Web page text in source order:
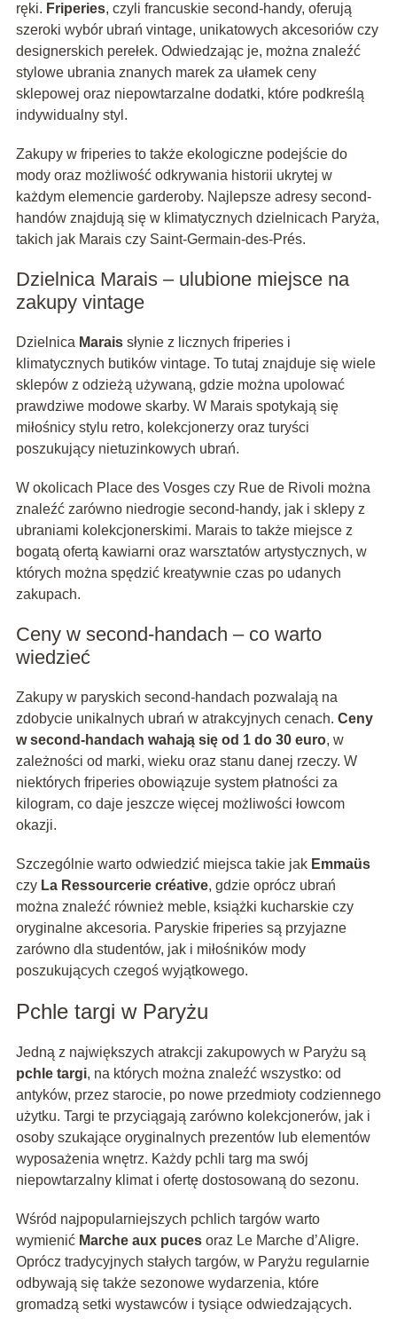
ręki. Friperies, czyli francuskie second-handy, oferują
szeroki wybór ubrań vintage, unikatowych akcesoriów czy
designerskich perełek. Odwiedzając je, można znaleźć
stylowe ubrania znanych marek za ułamek ceny
sklepowej oraz niepowtarzalne dodatki, które podkreślą
indywidualny styl.
Zakupy w friperies to także ekologiczne podejście do
mody oraz możliwość odkrywania historii ukrytej w
każdym elemencie garderoby. Najlepsze adresy second-
handów znajdują się w klimatycznych dzielnicach Paryża,
takich jak Marais czy Saint-Germain-des-Prés.
Dzielnica Marais – ulubione miejsce na
zakupy vintage
Dzielnica Maraissłynie z licznych friperies i
klimatycznych butików vintage. To tutaj znajduje się wiele
sklepów z odzieżą używaną, gdzie można upolować
prawdziwe modowe skarby. W Marais spotykają się
miłośnicy stylu retro, kolekcjonerzy oraz turyści
poszukujący nietuzinkowych ubrań.
W okolicach Place des Vosges czy Rue de Rivoli można
znaleźć zarówno niedrogie second-handy, jak i sklepy z
ubraniami kolekcjonerskimi. Marais to także miejsce z
bogatą ofertą kawiarni oraz warsztatów artystycznych, w
których można spędzić kreatywnie czas po udanych
zakupach.
Ceny w second-handach – co warto
wiedzieć
Zakupy w paryskich second-handach pozwalają na
zdobycie unikalnych ubrań w atrakcyjnych cenach. Ceny
w second-handach wahają się od 1 do 30 euro, w
zależności od marki, wieku oraz stanu danej rzeczy. W
niektórych friperies obowiązuje system płatności za
kilogram, co daje jeszcze więcej możliwości łowcom
okazji.
Szczególnie warto odwiedzić miejsca takie jak Emmaüs
czy La Ressourcerie créative, gdzie oprócz ubrań
można znaleźć również meble, książki kucharskie czy
oryginalne akcesoria. Paryskie friperies są przyjazne
zarówno dla studentów, jak i miłośników mody
poszukujących czegoś wyjątkowego.
Pchle targi w Paryżu
Jedną z największych atrakcji zakupowych w Paryżu są
pchle targi, na których można znaleźć wszystko: od
antyków, przez starocie, po nowe przedmioty codziennego
użytku. Targi te przyciągają zarówno kolekcjonerów, jak i
osoby szukające oryginalnych prezentów lub elementów
wyposażenia wnętrz. Każdy pchli targ ma swój
niepowtarzalny klimat i ofertę dostosowaną do sezonu.
Wśród najpopularniejszych pchlich targów warto
wymienić Marche aux pucesoraz Le Marche d’Aligre.
Oprócz tradycyjnych stałych targów, w Paryżu regularnie
odbywają się także sezonowe wydarzenia, które
gromadzą setki wystawców i tysiące odwiedzających.